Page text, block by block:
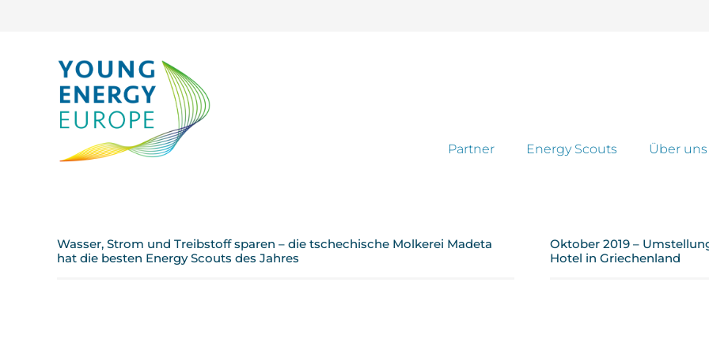
Partner Energy Scouts Über uns
Wasser, Strom und Treibstoff sparen – die tschechische Molkerei Madeta
hat die besten Energy Scouts des Jahres
Oktober 2019 –
Hotel in Griechenland